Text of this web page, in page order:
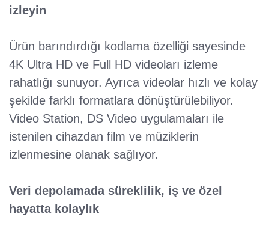
izleyin
Ürün barındırdığı kodlama özelliği sayesinde
4K Ultra HD ve Full HD videoları izleme
rahatlığı sunuyor. Ayrıca videolar hızlı ve kolay
şekilde farklı formatlara dönüştürülebiliyor.
Video Station, DS Video uygulamaları ile
istenilen cihazdan film ve müziklerin
izlenmesine olanak sağlıyor.
Veri depolamada süreklilik, iş ve özel
hayatta kolaylık